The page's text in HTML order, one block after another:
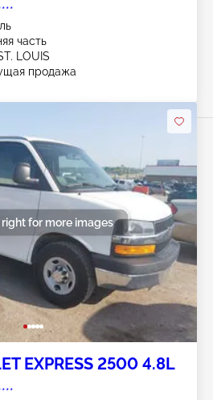
часть
LOUIS
продажа
for more images
EXPRESS 2500 4.8L